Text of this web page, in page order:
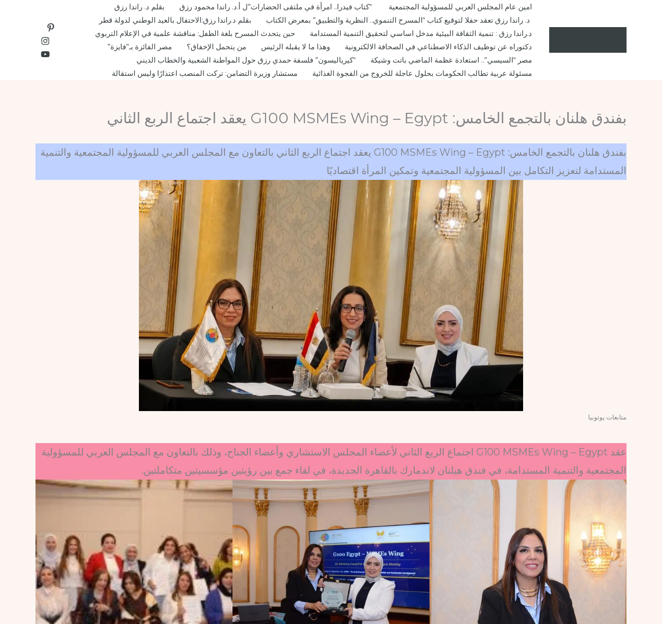
امين عام المجلس العربي للمسؤولية المجتمعية “كتاب فيدرا.. امرأة في ملتقى الحضارات”ل أ.د. راندا محمود رزق
بقلم د. راندا رزق
د. راندا رزق تعقد حفلا لتوقيع كتاب “المسرح التنموي.. النظرية والتطبيق” بمعرض الكتاب
بقلم د.راندا رزق:الاحتفال بالعيد الوطني لدولة قطر
د.راندا رزق : تنمية الثقافة البيئية مدخل اساسي لتحقيق التنمية المستدامة
حين يتحدث المسرح بلغة الطفل: مناقشة علمية في الإعلام التربوي
دكتوراه عن توظيف الذكاء الاصطناعي في الصحافة الالكترونية
وهذا ما لا يقبله الرئيس من يتحمل الإخفاق؟
مصر الفائزة بـ”فايزة”
مصر “السيسي”.. استعادة عظمة الماضي باتت وشيكة
“كيرياليسون” فلسفة حمدي رزق حول المواطنة الشعبية والخطاب الديني
مسئولة عربية تطالب الحكومات بحلول عاجلة للخروج من الفجوة الغذائية
مستشار وزيرة التضامن: تركت المنصب اعتذارًا وليس استقالة
بفندق هلنان بالتجمع الخامس: G100 MSMEs Wing – Egypt يعقد اجتماع الربع الثاني
بفندق هلنان بالتجمع الخامس: G100 MSMEs Wing – Egypt يعقد اجتماع الربع الثاني بالتعاون مع المجلس العربي للمسؤولية المجتمعية والتنمية
المستدامة لتعزيز التكامل بين المسؤولية المجتمعية وتمكين المرأة اقتصاديًا
متابعات يوتوبيا
عقد G100 MSMEs Wing – Egypt اجتماع الربع الثاني لأعضاء المجلس الاستشاري وأعضاء الجناح، وذلك بالتعاون مع المجلس العربي للمسؤولية
المجتمعية والتنمية المستدامة، في فندق هيلنان لاندمارك بالقاهرة الجديدة، في لقاء جمع بين رؤيتين مؤسسيتين متكاملتين.